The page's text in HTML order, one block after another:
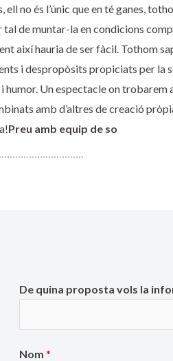
no és l’únic que en té ganes,
de muntar-la en condicions
així hauria de ser fàcil. Tothom
i despropòsits propiciats per la
humor. Un espectacle on trobarem
amb d’altres de creació
Preu amb equip de so
De quina proposta vols la
Nom *